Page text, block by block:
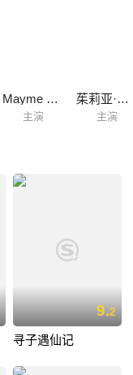
Mayme Kelso
主演
茱莉亚·法耶
主演
9.2
寻子遇仙记